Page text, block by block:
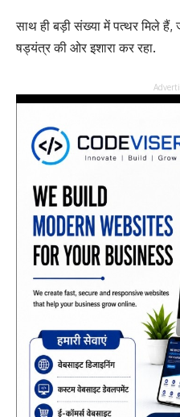
साथ ही बड़ी संख्या में पत्थर मिले
षड्यंत्र की ओर इशारा कर रहा.